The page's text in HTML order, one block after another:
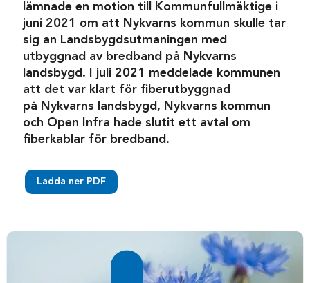
lämnade en motion till Kommunfullmäktige i
juni 2021 om att Nykvarns kommun skulle tar
sig an Landsbygdsutmaningen med
utbyggnad av bredband på Nykvarns
landsbygd. I juli 2021 meddelade kommunen
att det var klart för fiberutbyggnad
på Nykvarns landsbygd, Nykvarns kommun
och Open Infra hade slutit ett avtal om
fiberkablar för bredband.
Ladda ner PDF